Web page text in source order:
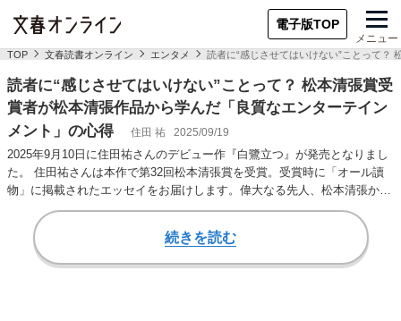
電子版TOP
メニュー
TOP 文春読書オンライン エンタメ 読者に“感じさせてはいけない”ことって？
読者に“感じさせてはいけない”ことって？ 松本清張賞受
賞者が松本清張作品から学んだ「良質なエンターテイン
メント」の心得
住田 祐 2025/09/19
2025年9月10日に住田祐さんのデビュー作『白鷺立つ』が発売となりまし
た。 住田祐さんは本作で第32回松本清張賞を受賞。受賞時に「オール讀
物」に掲載されたエッセイをお届けします。偉大なる先人、松本清張から
学んだ「…
続きを読む